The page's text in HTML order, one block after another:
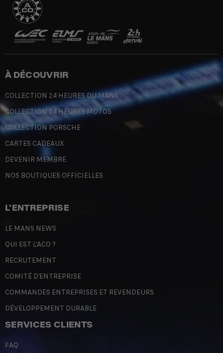
À DÉCOUVRIR
COLLECTION 24 HEURES DU MANS
COLLECTION 24 HEURES MOTOS
COLLECTION PORSCHE
CARTES CADEAUX
DEVENIR MEMBRE
NOS BOUTIQUES OFFICIELLES
L'ENTREPRISE
LE MANS NEWS
QUI EST L'ACO ?
RECRUTEMENT
COMITÉ D'ENTREPRISE
COMMANDES ENTREPRISES ET REVENDEURS
DÉVELOPPEMENT DURABLE
SERVICES CLIENTS
FAQ